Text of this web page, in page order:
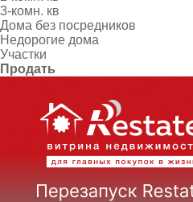
3-комн. кв
Дома без посредников
Недорогие дома
Участки
Продать